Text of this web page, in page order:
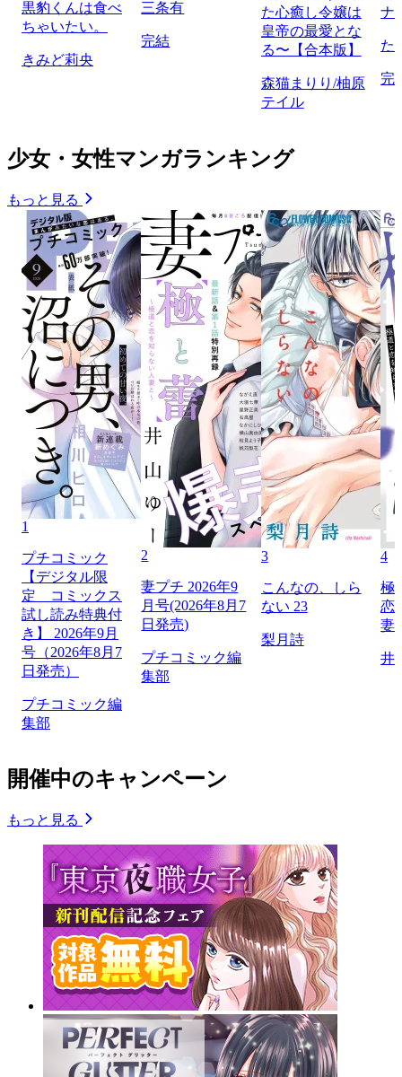
黒豹くんは食べ
ちゃいたい。
きみど莉央
三条有
完結
た心癒し令嬢は
皇帝の最愛とな
る〜【合本版】
森猫まりり/柚原
テイル
ナ
た
完
少女・女性マンガランキング
もっと見る
1
プチコミック
【デジタル限
定 コミックス
試し読み特典付
き】 2026年9月
号（2026年8月7
日発売）
プチコミック編
集部
2
妻プチ 2026年9
月号(2026年8月7
日発売)
プチコミック編
集部
3
こんなの、しら
ない 23
梨月詩
4
極
恋
妻
井
開催中のキャンペーン
もっと見る